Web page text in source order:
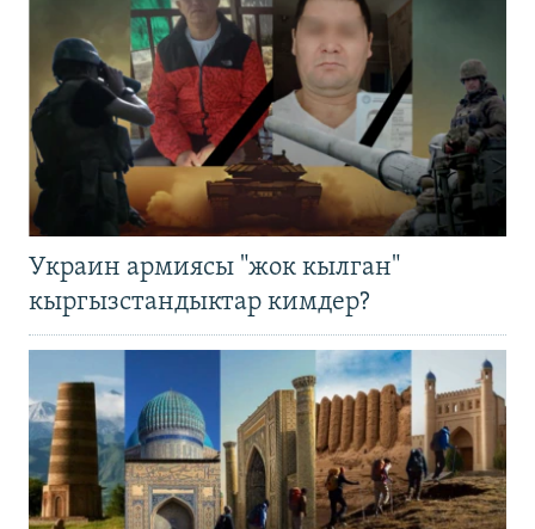
Украин армиясы "жок кылган"
кыргызстандыктар кимдер?